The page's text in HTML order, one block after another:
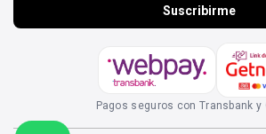
Suscribirme
Pagos seguros con Transbank y